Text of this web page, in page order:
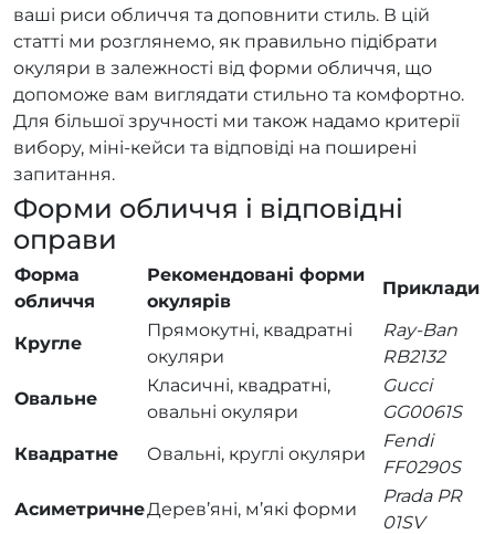
ваші риси обличчя та доповнити стиль. В цій
статті ми розглянемо, як правильно підібрати
окуляри в залежності від форми обличчя, що
допоможе вам виглядати стильно та комфортно.
Для більшої зручності ми також надамо критерії
вибору, міні-кейси та відповіді на поширені
запитання.
Форми обличчя і відповідні
оправи
Форма
обличчя
Рекомендовані форми
окулярів
Приклади
Кругле
Прямокутні, квадратні
окуляри
Ray-Ban
RB2132
Овальне
Класичні, квадратні,
овальні окуляри
Gucci
GG0061S
Квадратне
Овальні, круглі окуляри
Fendi
FF0290S
АсиметричнеДерев’яні, м’які форми
Prada PR
01SV